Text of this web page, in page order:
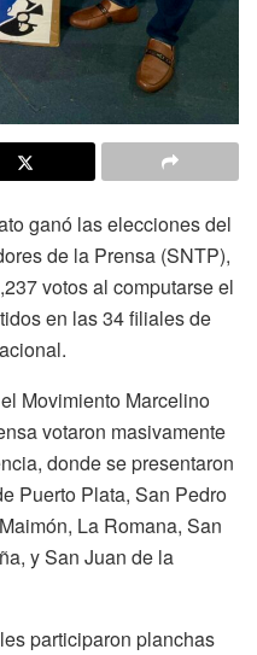
ganó las elecciones del
de la Prensa (SNTP),
votos al computarse el
en las 34 filiales de
Movimiento Marcelino
votaron masivamente
donde se presentaron
Puerto Plata, San Pedro
La Romana, San
y San Juan de la
participaron planchas